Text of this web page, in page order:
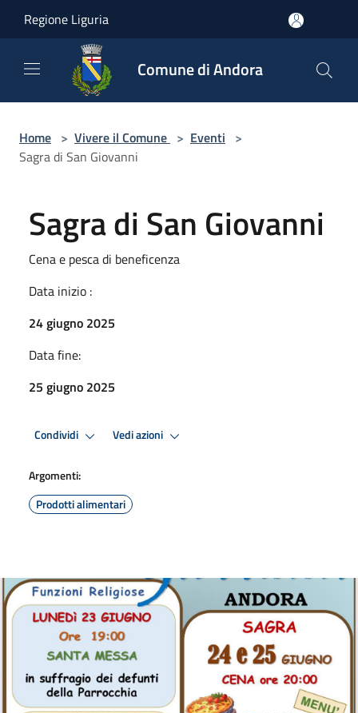
Regione Liguria
Comune di Andora
Home > Vivere il Comune > Eventi >
Sagra di San Giovanni
Sagra di San Giovanni
Cena e pesca di beneficenza
Data inizio :
24 giugno 2025
Data fine:
25 giugno 2025
Condividi Vedi azioni
Argomenti:
Prodotti alimentari